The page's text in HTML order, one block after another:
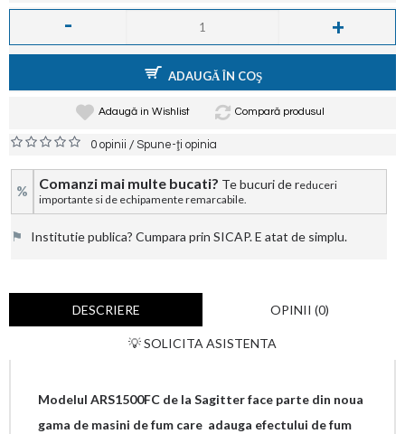
- +
ADAUGĂ ÎN COŞ
Adaugă in Wishlist Compară produsul
0 opinii /Spune-ţi opinia
% Comanzi mai multe bucati? Te bucuri de reduceri
importante si de echipamente remarcabile.
⚑ Institutie publica? Cumpara prin SICAP. E atat de simplu.
DESCRIERE OPINII (0)
💡 SOLICITA ASISTENTA
Modelul ARS1500FC de la Sagitter face parte din noua
gama de masini de fum care adauga efectului de fum